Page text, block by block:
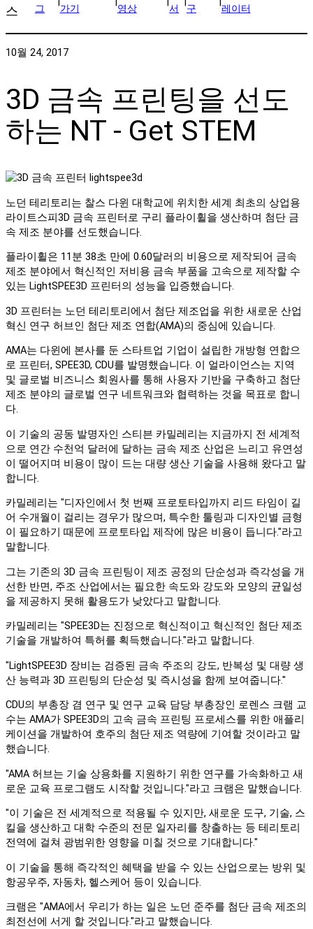
스 그 가기 영상 서 구 레이터
10월 24, 2017
3D 금속 프린팅을 선도
하는 NT - Get STEM
노던 테리토리는 찰스 다윈 대학교에 위치한 세계 최초의 상업용
라이트스피3D 금속 프린터로 구리 플라이휠을 생산하며 첨단 금
속 제조 분야를 선도했습니다.
플라이휠은 11분 38초 만에 0.60달러의 비용으로 제작되어 금속
제조 분야에서 혁신적인 저비용 금속 부품을 고속으로 제작할 수
있는 LightSPEE3D 프린터의 성능을 입증했습니다.
3D 프린터는 노던 테리토리에서 첨단 제조업을 위한 새로운 산업
혁신 연구 허브인 첨단 제조 연합(AMA)의 중심에 있습니다.
AMA는 다윈에 본사를 둔 스타트업 기업이 설립한 개방형 연합으
로 프린터, SPEE3D, CDU를 발명했습니다. 이 얼라이언스는 지역
및 글로벌 비즈니스 회원사를 통해 사용자 기반을 구축하고 첨단
제조 분야의 글로벌 연구 네트워크와 협력하는 것을 목표로 합니
다.
이 기술의 공동 발명자인 스티븐 카밀레리는 지금까지 전 세계적
으로 연간 수천억 달러에 달하는 금속 제조 산업은 느리고 유연성
이 떨어지며 비용이 많이 드는 대량 생산 기술을 사용해 왔다고 말
합니다.
카밀레리는 "디자인에서 첫 번째 프로토타입까지 리드 타임이 길
어 수개월이 걸리는 경우가 많으며, 특수한 툴링과 디자인별 금형
이 필요하기 때문에 프로토타입 제작에 많은 비용이 듭니다."라고
말합니다.
그는 기존의 3D 금속 프린팅이 제조 공정의 단순성과 즉각성을 개
선한 반면, 주조 산업에서는 필요한 속도와 강도와 모양의 균일성
을 제공하지 못해 활용도가 낮았다고 말합니다.
카밀레리는 "SPEE3D는 진정으로 혁신적이고 혁신적인 첨단 제조
기술을 개발하여 특허를 획득했습니다."라고 말합니다.
"LightSPEE3D 장비는 검증된 금속 주조의 강도, 반복성 및 대량 생
산 능력과 3D 프린팅의 단순성 및 즉시성을 함께 보여줍니다."
CDU의 부총장 겸 연구 및 연구 교육 담당 부총장인 로렌스 크램 교
수는 AMA가 SPEE3D의 고속 금속 프린팅 프로세스를 위한 애플리
케이션을 개발하여 호주의 첨단 제조 역량에 기여할 것이라고 말
했습니다.
"AMA 허브는 기술 상용화를 지원하기 위한 연구를 가속화하고 새
로운 교육 프로그램도 시작할 것입니다."라고 크램은 말했습니다.
"이 기술은 전 세계적으로 적용될 수 있지만, 새로운 도구, 기술, 스
킬을 생산하고 대학 수준의 전문 일자리를 창출하는 등 테리토리
전역에 걸쳐 광범위한 영향을 미칠 것으로 기대합니다."
이 기술을 통해 즉각적인 혜택을 받을 수 있는 산업으로는 방위 및
항공우주, 자동차, 헬스케어 등이 있습니다.
크램은 "AMA에서 우리가 하는 일은 노던 준주를 첨단 금속 제조의
최전선에 서게 할 것입니다."라고 말했습니다.